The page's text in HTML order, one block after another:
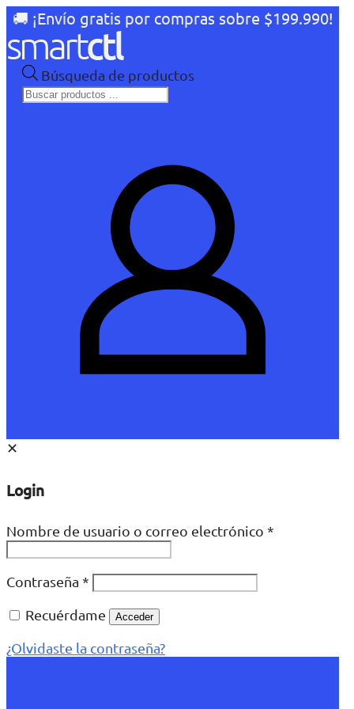
🚚 ¡Envío gratis por compras sobre $199.990!
Búsqueda de productos
✕
Login
Nombre de usuario o correo electrónico *
Contraseña *
Recuérdame
Acceder
¿Olvidaste la contraseña?